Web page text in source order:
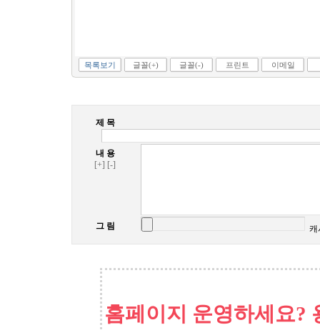
목록보기 글꼴(+) 글꼴(-) 프린트 이메일
제 목
내 용
[+] [-]
그 림 캐
홈페이지 운영하세요?